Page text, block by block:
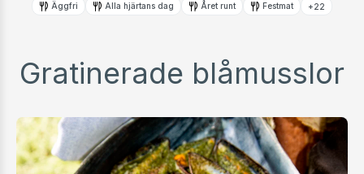
Äggfri Alla hjärtans dag Året runt Festmat +22
Gratinerade blåmusslor